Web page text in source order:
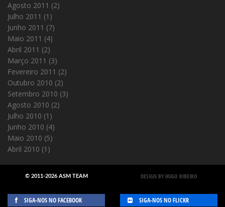
Agosto 2011 (2)
Julho 2011 (1)
Junho 2011 (7)
Maio 2011 (4)
Abril 2011 (2)
Março 2011 (3)
Fevereiro 2011 (2)
Outubro 2010 (2)
Setembro 2010 (3)
Agosto 2010 (2)
Julho 2010 (1)
Junho 2010 (4)
Maio 2010 (5)
Abril 2010 (1)
© 2011-2026 ASM TEAM DESIGN BY HUGO RIBEIRO
SIGA-NOS NO FACEBOOK SIGA-NOS NO FLICKR